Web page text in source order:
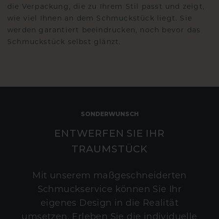
die Verpackung, die zu Ihrem Stil passt und zeigt,
wie viel Ihnen an dem Schmuckstück liegt. Sie
werden garantiert beeindrucken, noch bevor das
Schmuckstück selbst glänzt.
SONDERWUNSCH
ENTWERFEN SIE IHR
TRAUMSTÜCK
Mit unserem maßgeschneiderten
Schmuckservice können Sie Ihr
eigenes Design in die Realität
umsetzen. Erleben Sie die individuelle